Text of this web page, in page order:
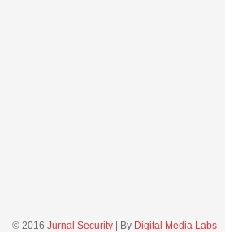
© 2016 Jurnal Security | By Digital Media Labs